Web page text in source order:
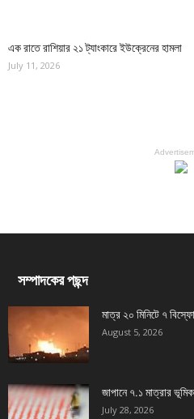
এক রাতে রাশিয়ার ২১ ট্যাংকারে ইউক্রেনের হামলা
July 11, 2026
সম্পাদকের পছন্দ
মাত্র ২০ মিনিটে ৭
August 5, 2026
জাপানে ৭.১ মাত্রার
July 28, 2026